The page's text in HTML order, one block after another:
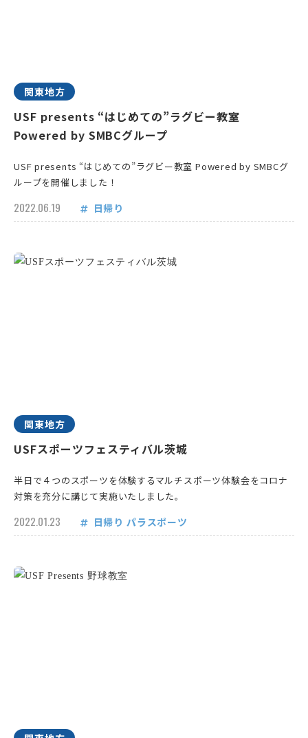
関東地方
USF presents “はじめての”ラグビー教室
Powered by SMBCグループ
USF presents “はじめての”ラグビー教室 Powered by SMBCグ
ループを開催しました！
2022.06.19 日帰り
関東地方
USFスポーツフェスティバル茨城
半日で４つのスポーツを体験するマルチスポーツ体験会をコロナ
対策を充分に講じて実施いたしました。
2022.01.23 日帰り パラスポーツ